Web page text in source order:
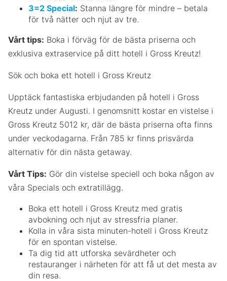
3=2 Special: Stanna längre för mindre – betala
för två nätter och njut av tre.
Vårt tips: Boka i förväg för de bästa priserna och
exklusiva extraservice på ditt hotell i Gross Kreutz!
Sök och boka ett hotell i Gross Kreutz
Upptäck fantastiska erbjudanden på hotell i Gross
Kreutz under Augusti. I genomsnitt kostar en vistelse i
Gross Kreutz 5012 kr, där de bästa priserna ofta finns
under veckodagarna. Från 785 kr finns prisvärda
alternativ för din nästa getaway.
Vårt Tips: Gör din vistelse speciell och boka någon av
våra Specials och extratillägg.
Boka ett hotell i Gross Kreutz med gratis
avbokning och njut av stressfria planer.
Kolla in våra sista minuten-hotell i Gross Kreutz
för en spontan vistelse.
Ta dig tid att utforska sevärdheter och
restauranger i närheten för att få ut det mesta av
din resa.